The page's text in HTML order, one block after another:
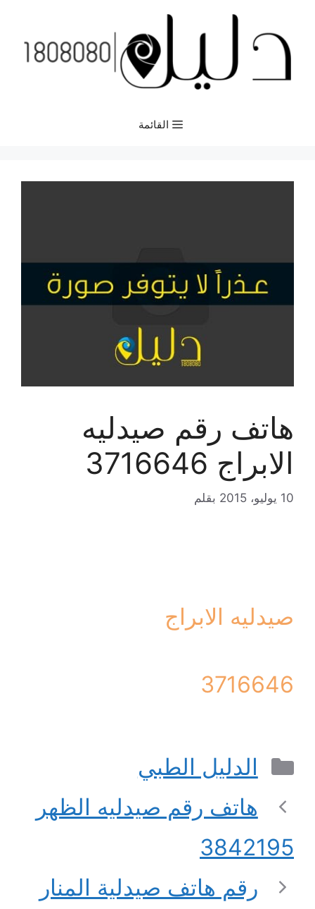
المحتوى
القائمة
هاتف رقم صيدليه
الابراج 3716646
10 يوليو، 2015 بقلم
صيدليه الابراج
3716646
التصنيفات
الدليل الطبي
هاتف رقم صيدليه الظهر
3842195
رقم هاتف صيدلية المنار